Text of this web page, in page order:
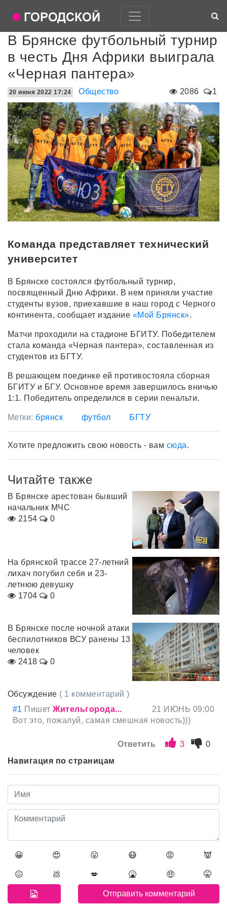
В Брянске футбольный турнир
в честь Дня Африки выиграла
«Черная пантера»
2086 1
20 июня 2022 17:24 Общество
Команда представляет технический
университет
В Брянске состоялся футбольный турнир,
посвященный Дню Африки. В нем приняли участие
студенты вузов, приехавшие в наш город с Черного
континента, сообщает издание «Мой Брянск».
Матчи проходили на стадионе БГИТУ. Победителем
стала команда «Черная пантера», составленная из
студентов из БГТУ.
В решающем поединке ей противостояла сборная
БГИТУ и БГУ. Основное время завершилось вничью
1:1. Победитель определился в серии пенальти.
Метки: брянск футбол БГТУ
Хотите предложить свою новость - вам сюда.
Читайте также
В Брянске арестован бывший
начальник МЧС
2154
0
На брянской трассе 27-летний
лихач погубил себя и 23-
летнюю девушку
1704
0
В Брянске после ночной атаки
беспилотников ВСУ ранены 13
человек
2418
0
Обсуждение ( 1 комментарий )
#1 ПишетЖительгорода...
21 ИЮНЬ 09:00
Вот это, пожалуй, самая смешная новость)))
Ответить 3
0
Навигация по страницам
😀 😍 😛 😷 😡 👿
😖 💩 💋 🤮 🤑 🤫